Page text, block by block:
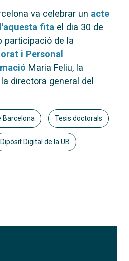
va celebrar un acte
fita el dia 30 de
participació de la
i Personal
Maria Feliu, la
directora general del
Barcelona Tesis doctorals
Dipòsit Digital de la UB